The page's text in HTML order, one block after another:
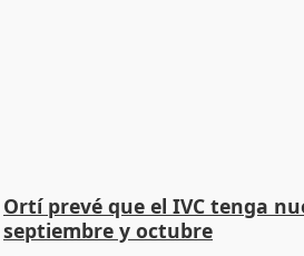
Ortí prevé que el IVC tenga
septiembre y octubre